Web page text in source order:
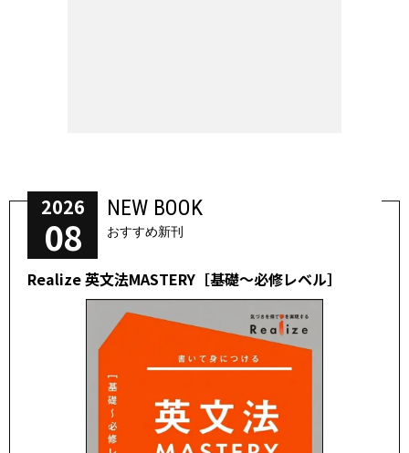
2026
08
NEW BOOK
おすすめ新刊
Realize 英文法MASTERY［基礎～必修レベル］